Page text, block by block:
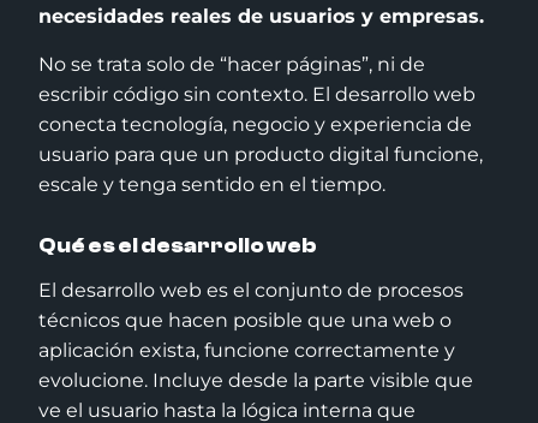
necesidades reales de usuarios y empresas.
No se trata solo de “hacer páginas”, ni de
escribir código sin contexto. El desarrollo web
conecta tecnología, negocio y experiencia de
usuario para que un producto digital funcione,
escale y tenga sentido en el tiempo.
Qué es el desarrollo web
El desarrollo web es el conjunto de procesos
técnicos que hacen posible que una web o
aplicación exista, funcione correctamente y
evolucione. Incluye desde la parte visible que
ve el usuario hasta la lógica interna que